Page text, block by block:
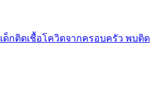
ด็กติดเชื้อโควิดจากครอบครัว พบติด